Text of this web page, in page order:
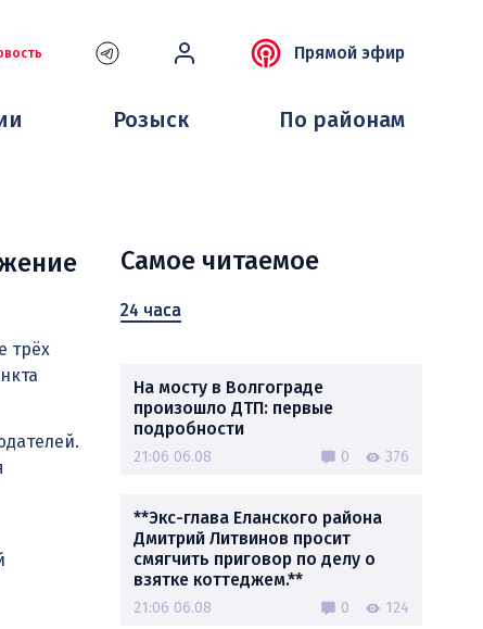
Прямой эфир
Розыск По районам
трёх
Самое читаемое
24 часа
На мосту в Волгограде
произошло ДТП: первые
подробности
21:06 06.08 0 376
**Экс-глава Еланского района
Дмитрий Литвинов просит
смягчить приговор по делу о
взятке коттеджем.**
21:06 06.08 0 124